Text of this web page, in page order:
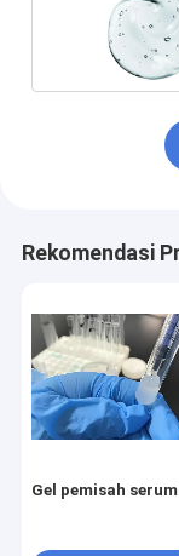
Rekomendasi
Gel pemisah serum